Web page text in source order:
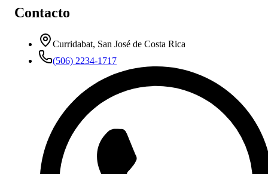
Contacto
Curridabat, San José de Costa Rica
(506) 2234-1717